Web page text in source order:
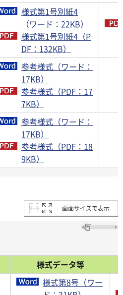
様式第1号別紙4
（ワード：22KB）
様式第1号別紙4（P
DF：132KB）
参考様式（ワード：
17KB）
参考様式（PDF：17
7KB）
参考様式（ワード：
17KB）
参考様式（PDF：18
9KB）
画面サイズで表示
様式データ等
様式第8号（ワー